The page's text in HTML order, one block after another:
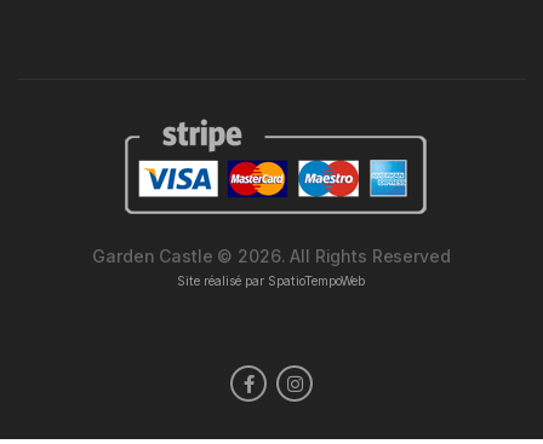
Garden Castle © 2026. All Rights Reserved
Site réalisé par SpatioTempoWeb